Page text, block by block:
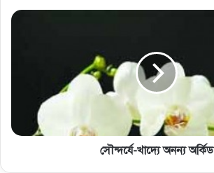
সৌন্দর্যে-খাদ্যে অনন্য অর্কিড